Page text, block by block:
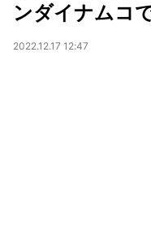
ンダイナムコ
2022.12.17 12:47